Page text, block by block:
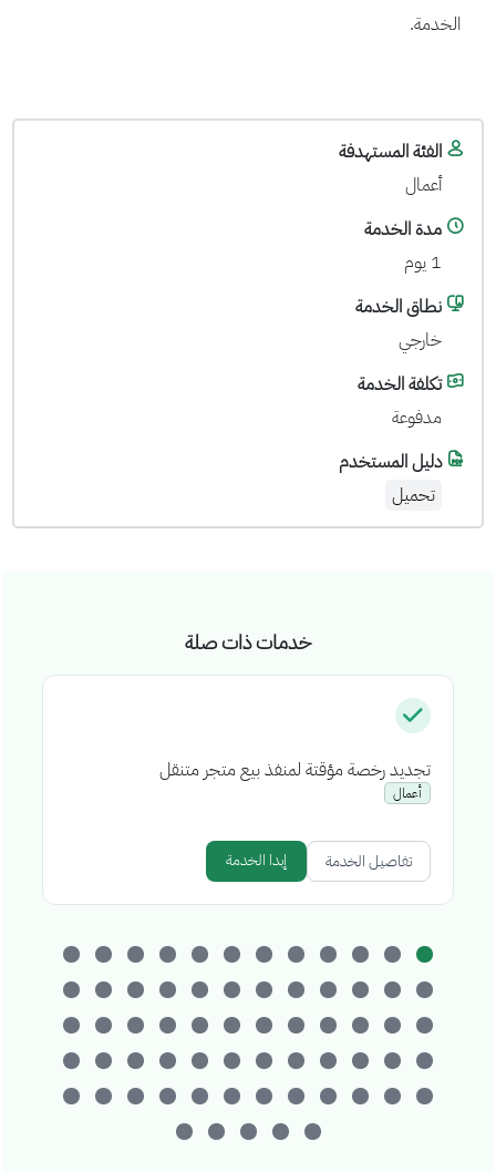
الخدمة.
الفئة المستهدفة
أعمال
مدة الخدمة
1 يوم
نطاق الخدمة
خارجي
تكلفة الخدمة
مدفوعة
دليل المستخدم
تحميل
خدمات ذات صلة
تجديد رخصة مؤقتة لمنفذ بيع متجر متنقل
أعمال
تفاصيل الخدمة إبدا الخدمة